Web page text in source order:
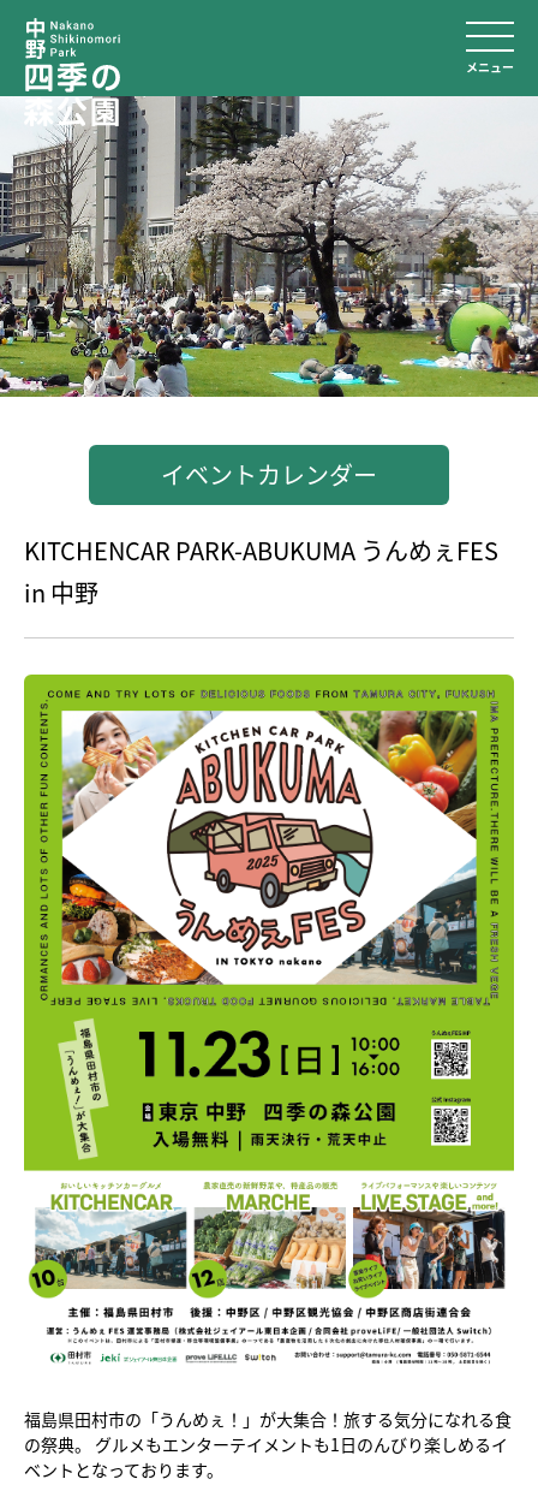
メニュー
イベントカレンダー
KITCHENCAR PARK-ABUKUMA うんめぇFES
in 中野
福島県田村市の「うんめぇ！」が大集合！旅する気分になれる食
の祭典。 グルメもエンターテイメントも1日のんびり楽しめるイ
ベントとなっております。